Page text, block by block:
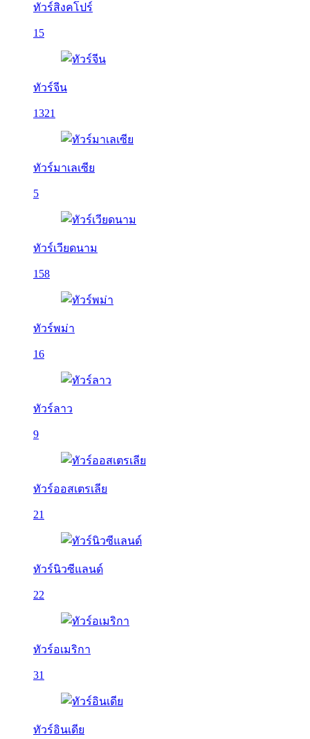
ทัวร์สิงคโปร์
15
ทัวร์จีน
1321
ทัวร์มาเลเซีย
5
ทัวร์เวียดนาม
158
ทัวร์พม่า
16
ทัวร์ลาว
9
ทัวร์ออสเตรเลีย
21
ทัวร์นิวซีแลนด์
22
ทัวร์อเมริกา
31
ทัวร์อินเดีย